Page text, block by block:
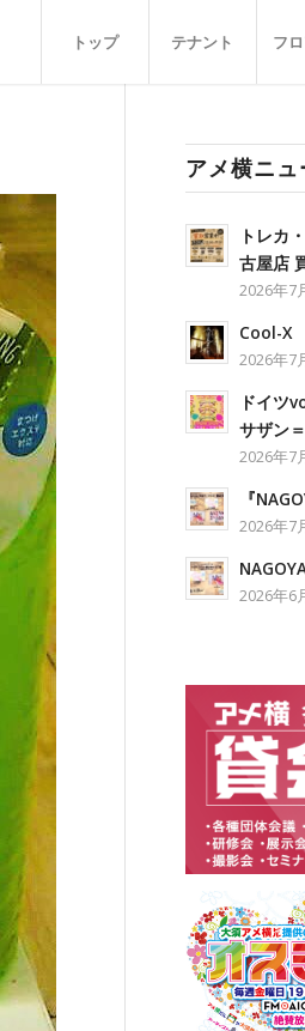
トップ テナント フ
アメ横ニュ
トレカ
古屋店
2026年7
Cool-X
2026年7
ドイツ
サザン
2026年7
『
2026年7
2026年6